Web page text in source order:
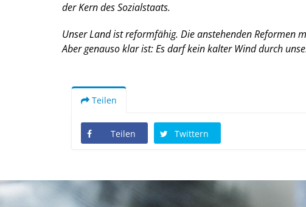
der Kern des Sozialstaats.
Unser Land ist reformfähig. Die anstehenden Reformen
Aber genauso klar ist: Es darf kein kalter Wind durch
Teilen
Teilen Twittern